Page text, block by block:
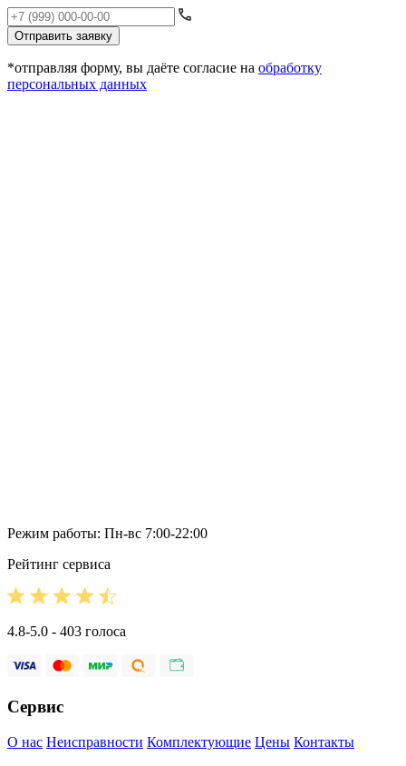
Отправить заявку
*отправляя форму, вы даёте согласие на обработку
персональных данных
Режим работы: Пн-вс 7:00-22:00
Рейтинг сервиса
4.8-5.0 - 403 голоса
Сервис
О нас Неисправности Комплектующие Цены Контакты